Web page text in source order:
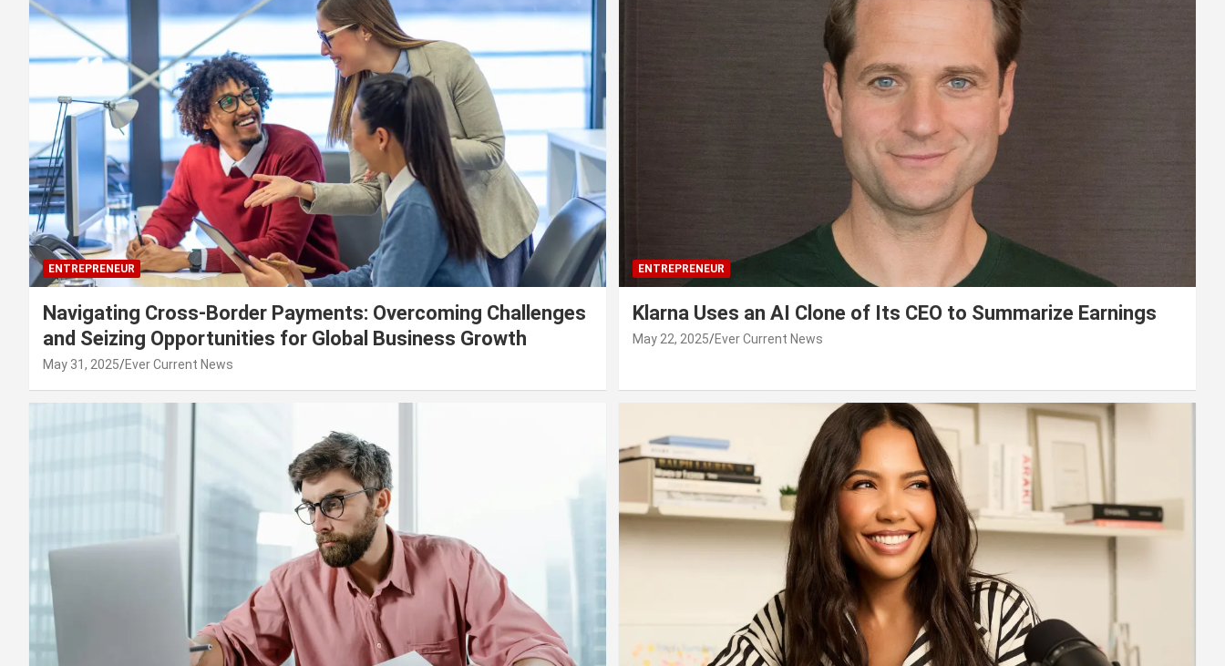
ENTREPRENEUR
Navigating Cross-Border Payments: Overcoming Challenges
and Seizing Opportunities for Global Business Growth
May 31, 2025 Ever Current News
ENTREPRENEUR
Klarna Uses an AI Clone of Its CEO to Summarize Earnings
May 22, 2025 Ever Current News